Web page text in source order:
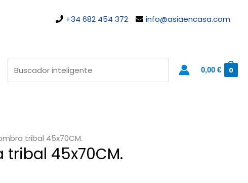
+34 682 454 372 info@asiaencasa.com
0,00 € 0
tribal 45x70CM.
tribal 45x70CM.